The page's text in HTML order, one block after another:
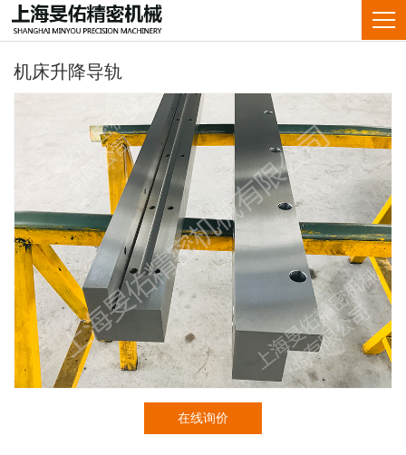
机床升降导轨
在线询价